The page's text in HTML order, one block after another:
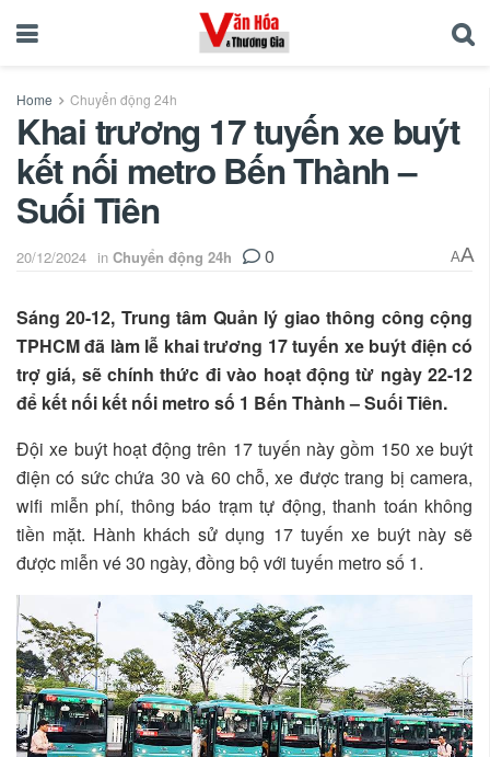
Home Chuyển động 24h
Khai trương 17 tuyến xe buýt
kết nối metro Bến Thành –
Suối Tiên
20/12/2024 in Chuyển động 24h 0 AA
Sáng 20-12, Trung tâm Quản lý giao thông công cộng
TPHCM đã làm lễ khai trương 17 tuyến xe buýt điện có
trợ giá, sẽ chính thức đi vào hoạt động từ ngày 22-12
để kết nối kết nối metro số 1 Bến Thành – Suối Tiên.
Đội xe buýt hoạt động trên 17 tuyến này gồm 150 xe buýt
điện có sức chứa 30 và 60 chỗ, xe được trang bị camera,
wifi miễn phí, thông báo trạm tự động, thanh toán không
tiền mặt. Hành khách sử dụng 17 tuyến xe buýt này sẽ
được miễn vé 30 ngày, đồng bộ với tuyến metro số 1.